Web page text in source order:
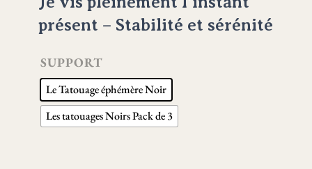
présent – Stabilité et sérénité
SUPPORT
Le Tatouage éphémère Noir
Les tatouages Noirs Pack de 3